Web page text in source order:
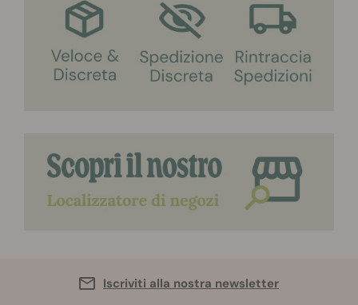
Iscriviti alla nostra newsletter